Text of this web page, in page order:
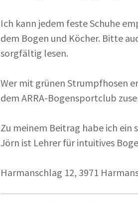
Ich kann jedem feste Schuhe
dem Bogen und Köcher. Bitte
sorgfältig lesen.
Wer mit grünen Strumpfhosen
dem ARRA-Bogensportclub
Zu meinem Beitrag habe ich ein
Jörn ist Lehrer für intuitives
Harmanschlag 12, 3971